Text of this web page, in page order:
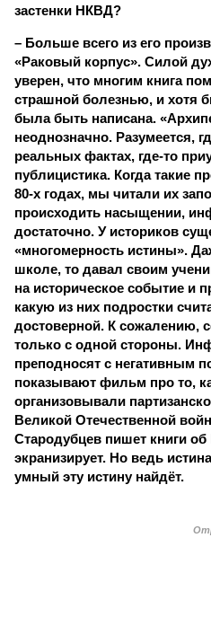
застенки НКВД?
– Больше всего из его
«Раковый корпус». Силой
уверен, что многим книга
страшной болезнью, и хотя
была быть написана.
неоднозначно. Разумеется,
реальных фактах, где-то
публицистика. Когда такие
80-х годах, мы читали их
происходить насыщении,
достаточно. У историков
«многомерность истины».
школе, то давал своим
на историческое событие и
какую из них подростки
достоверной. К сожалению,
только с одной стороны.
преподносят с негативным
показывают фильм про то,
организовывали
Великой Отечественной
Стародубцев пишет книги
экранизирует. Но ведь
умный эту истину найдёт.